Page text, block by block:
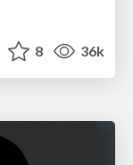
8 36k